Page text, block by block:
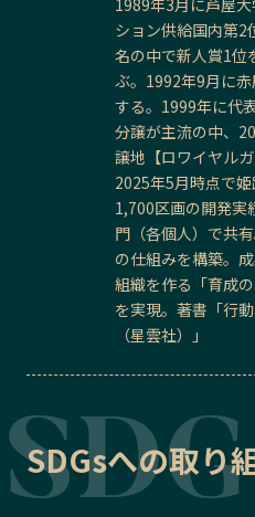
1989年3月に芦屋
ション供給国内第2
名の中で新人賞1位
ぶ。1992年9月に
する。1999年に代
分譲が主流の中、
譲地【ロワイヤル
2025年5月時点で
1,700区画の開発実
門（各個人）で共
の仕組みを構築。
組織を作る「育成
を実現。著書「行
（星雲社）」
SDGsへの取り